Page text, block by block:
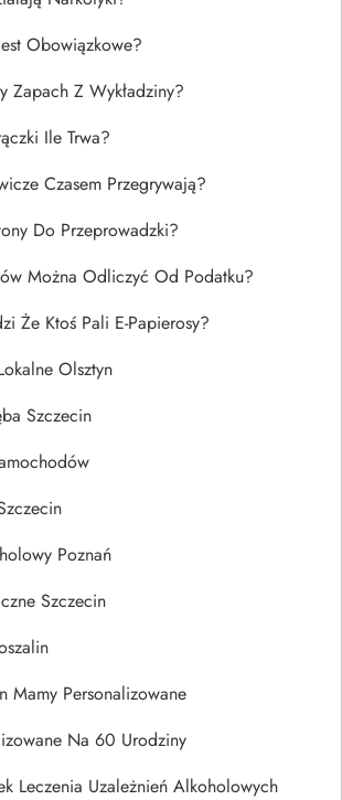
Obowiązkowe?
Zapach Z Wykładziny?
Ile Trwa?
Czasem Przegrywają?
Do Przeprowadzki?
Można Odliczyć Od Podatku?
Że Ktoś Pali E-Papierosy?
Olsztyn
Szczecin
Poznań
Szczecin
Mamy Personalizowane
Na 60 Urodziny
Leczenia Uzależnień Alkoholowych